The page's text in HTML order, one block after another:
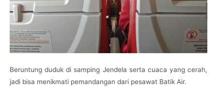
Beruntung duduk di samping Jendela serta cuaca yang cerah,
jadi bisa menikmati pemandangan dari pesawat Batik Air.